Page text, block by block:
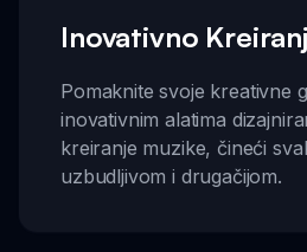
Inovativno
Pomaknite svoje kreativne
inovativnim alatima
kreiranje muzike, čineći
uzbudljivom i drugačijom.